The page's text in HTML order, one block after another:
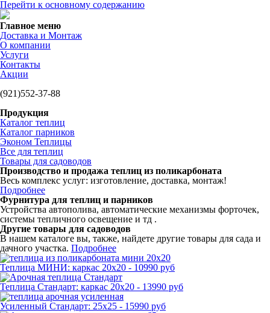
Перейти к основному содержанию
Главное меню
Доставка и Монтаж
О компании
Услуги
Контакты
Акции
(921)552-37-88
Продукция
Каталог теплиц
Каталог парников
Эконом Теплицы
Все для теплиц
Товары для садоводов
Производство и продажа теплиц из поликарбоната
Весь комплекс услуг: изготовление, доставка, монтаж!‎
Подробнее
Фурнитура для теплиц и парников
Устройства автополива, автоматические механизмы форточек,
системы тепличного освещение и тд .
Другие товары для садоводов
В нашем каталоге вы, также, найдете другие товары для сада и
дачного участка. Подробнее
Теплица МИНИ: каркас 20х20 - 10990 руб
Теплица Стандарт: каркас 20х20 - 13990 руб
Усиленный Стандарт: 25х25 - 15990 руб